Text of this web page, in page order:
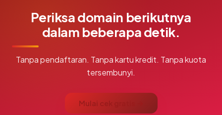
Periksa domain berikutnya
dalam beberapa detik.
Tanpa pendaftaran. Tanpa kartu kredit. Tanpa kuota
tersembunyi.
Mulai cek gratis →